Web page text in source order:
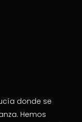
donde se
Hemos